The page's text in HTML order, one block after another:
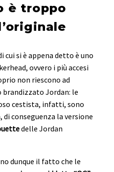
è troppo
si è appena detto è uno
ovvero i più accesi
non riescono ad
Jordan: le
cestista, infatti, sono
conseguenza la versione
delle Jordan
dunque il fatto che le